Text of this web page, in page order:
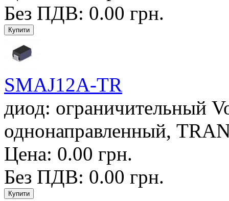
Без ПДВ: 0.00 грн.
SMAJ12A-TR
диод: ограничительный
однонаправленный,
Цена: 0.00 грн.
Без ПДВ: 0.00 грн.